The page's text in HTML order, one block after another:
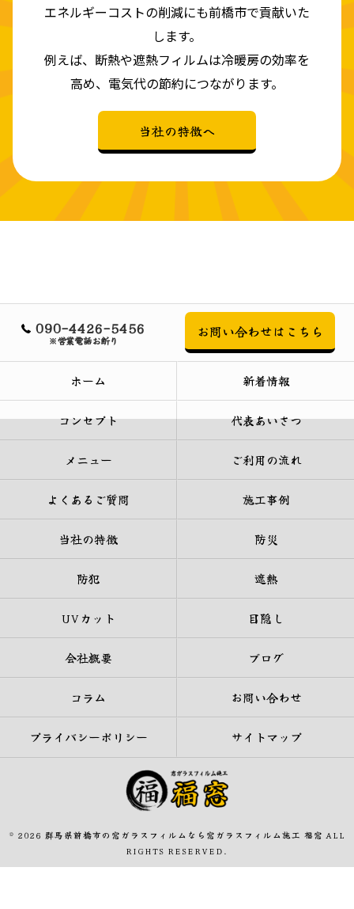
エネルギーコストの削減にも前橋市で貢献いた
します。
例えば、断熱や遮熱フィルムは冷暖房の効率を
高め、電気代の節約につながります。
当社の特徴へ
090-4426-5456
※営業電話お断り お問い合わせはこちら
ホーム 新着情報
コンセプト 代表あいさつ
メニュー ご利用の流れ
よくあるご質問 施工事例
当社の特徴 防災
防犯 遮熱
UVカット 目隠し
会社概要 ブログ
コラム お問い合わせ
プライバシーポリシー サイトマップ
© 2026 群馬県前橋市の窓ガラスフィルムなら窓ガラスフィルム施工 福窓 ALL
RIGHTS RESERVED.